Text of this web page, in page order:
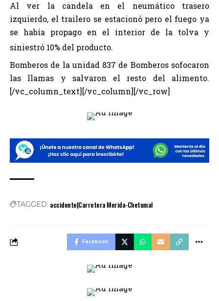
Al ver la candela en el neumático trasero
izquierdo, el trailero se estacionó pero el fuego ya
se había propago en el interior de la tolva y
siniestró 10% del producto.
Bomberos de la unidad 837 de Bomberos sofocaron
las llamas y salvaron el resto del alimento.
[/vc_column_text][/vc_column][/vc_row]
TAGGED: accidente|Carretera Merida-Chetumal
Facebook